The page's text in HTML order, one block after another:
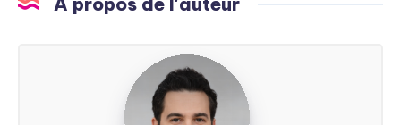
Steven
Soarez